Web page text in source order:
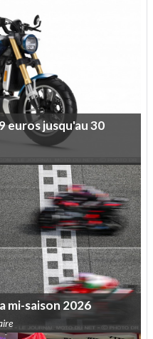
eurosjusqu'au30
mi-saison 2026